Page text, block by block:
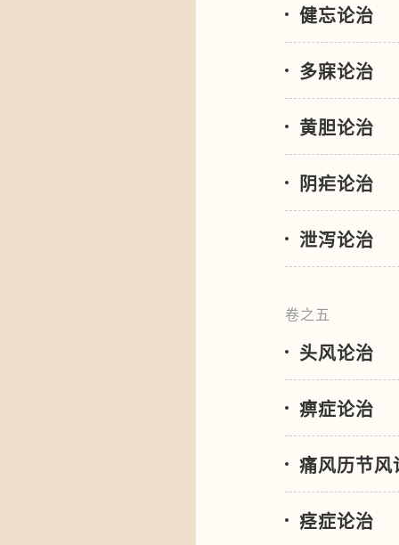
健忘论治
多寐论治
黄胆论治
阴疟论治
泄泻论治
卷之五
头风论治
痹症论治
痛风历节风
痉症论治